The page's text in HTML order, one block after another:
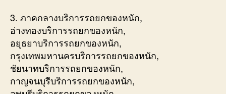
3. ภาคกลางบริการรถยกของหนัก,
อ่างทองบริการรถยกของหนัก,
อยุธยาบริการรถยกของหนัก,
กรุงเทพมหานครบริการรถยกของหนัก,
ชัยนาทบริการรถยกของหนัก,
กาญจนบุรีบริการรถยกของหนัก,